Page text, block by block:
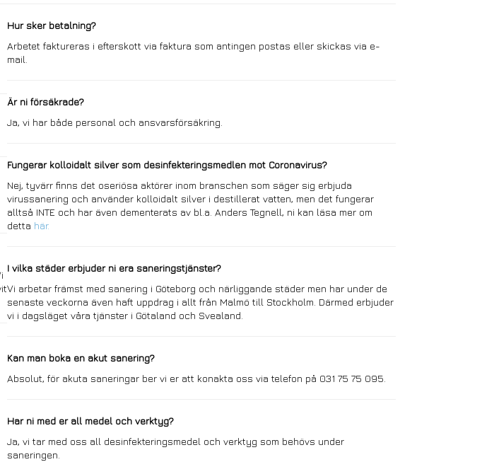
Hur sker betalning?
Arbetet faktureras i efterskott via faktura som antingen postas eller skickas via e-
mail.
Är ni försäkrade?
Ja, vi har både personal och ansvarsförsäkring.
Fungerar kolloidalt silver som desinfekteringsmedlen mot Coronavirus?
Nej, tyvärr finns det oseriösa aktörer inom branschen som säger sig erbjuda
virussanering och använder kolloidalt silver i destillerat vatten, men det fungerar
alltså INTE och har även dementerats av bl.a. Anders Tegnell, ni kan läsa mer om
detta här.
I vilka städer erbjuder ni era saneringstjänster?
Vi arbetar främst med sanering i Göteborg och närliggande städer men har under de
senaste veckorna även haft uppdrag i allt från Malmö till Stockholm. Därmed erbjuder
vi i dagsläget våra tjänster i Götaland och Svealand.
Kan man boka en akut sanering?
Absolut, för akuta saneringar ber vi er att konakta oss via telefon på 031 75 75 095.
Har ni med er all medel och verktyg?
Ja, vi tar med oss all desinfekteringsmedel och verktyg som behövs under
saneringen.